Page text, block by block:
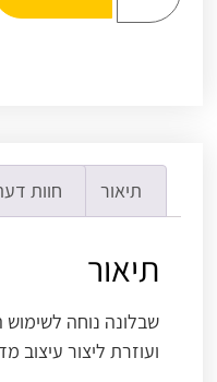
תיאור חוות דעת
תיאור
שבלונה נוחה
ועוזרת ליצור עיצוב